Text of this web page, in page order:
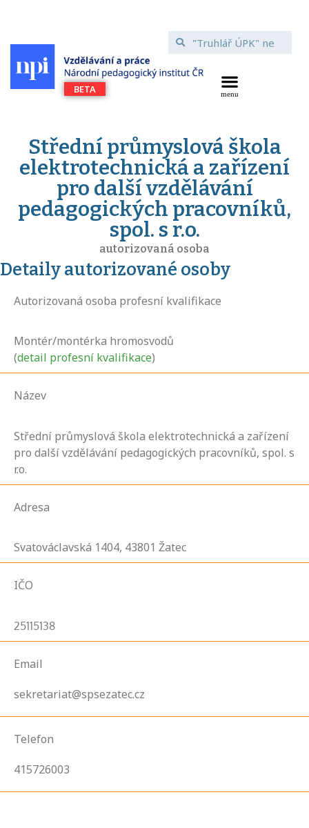
Střední průmyslová škola
elektrotechnická a zařízení
pro další vzdělávání
pedagogických pracovníků,
spol. s r.o.
autorizovaná osoba
Detaily autorizované osoby
Autorizovaná osoba profesní kvalifikace
Montér/montérka hromosvodů
(detail profesní kvalifikace)
Název
Střední průmyslová škola elektrotechnická a zařízení
pro další vzdělávání pedagogických pracovníků, spol. s
r.o.
Adresa
Svatováclavská 1404, 43801 Žatec
IČO
25115138
Email
sekretariat@spsezatec.cz
Telefon
415726003